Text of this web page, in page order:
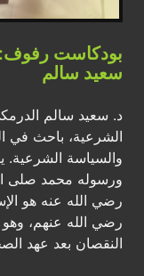
بودكاست رفوف:
سعيد سالم
د. سعيد سالم
الشرعية، باحث في
والسياسة الشرعية.
ورسوله محمد صلى
رضي الله عنه هو
رضي الله عنهم، وهو
النقصان بعد عهد